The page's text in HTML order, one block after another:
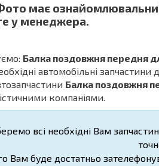
має
у менеджера.
Балка поздовжня передня
автомобільні запчастини
Балка поздовжня
компаніями.
всі необхідні Вам
Вам буде достатньо